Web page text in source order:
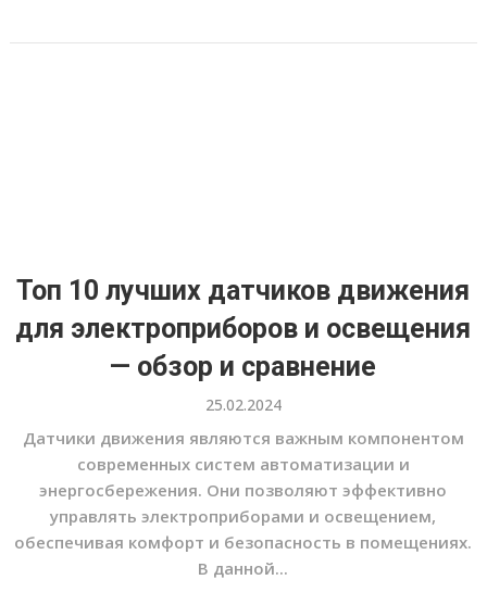
Топ 10 лучших датчиков движения
для электроприборов и освещения
— обзор и сравнение
25.02.2024
Датчики движения являются важным компонентом
современных систем автоматизации и
энергосбережения. Они позволяют эффективно
управлять электроприборами и освещением,
обеспечивая комфорт и безопасность в помещениях.
В данной...